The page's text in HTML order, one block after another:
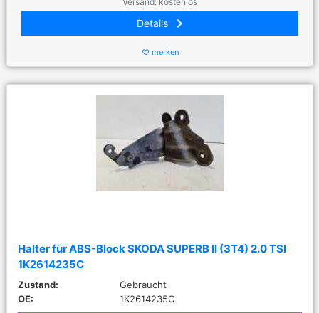
Details keyboard_arrow_right
favorite_border merken
Halter für ABS-Block SKODA SUPERB II (3T4) 2.0 TSI
1K2614235C
Zustand:
Gebraucht
OE:
1K2614235C